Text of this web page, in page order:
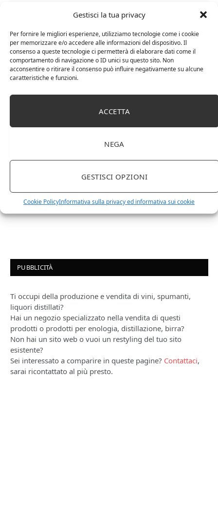
Gestisci la tua privacy
Per fornire le migliori esperienze, utilizziamo tecnologie come i cookie
per memorizzare e/o accedere alle informazioni del dispositivo. Il
consenso a queste tecnologie ci permetterà di elaborare dati come il
comportamento di navigazione o ID unici su questo sito. Non
acconsentire o ritirare il consenso può influire negativamente su alcune
caratteristiche e funzioni.
ACCETTA
NEGA
GESTISCI OPZIONI
Cookie PolicyInformativa sulla privacy ed informativa sui cookie
Chanson Pere & Fils – Chassagne Montrachet
(box 3 x 0,75l) Mr. Vino bianco
Le Casematte – Faro (box 6 x 0,75l) Mr. Vino Rosso
PUBBLICITÀ
Ti occupi della produzione e vendita di vini, spumanti,
liquori distillati?
Hai un negozio specializzato nella vendita di questi
prodotti o prodotti per enologia, distillazione, birra?
Non hai un sito web o vuoi un restyling del tuo sito
esistente?
Sei interessato a comparire in queste pagine? Contattaci,
sarai ricontattato al più presto.